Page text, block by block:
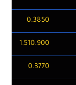
0.3850
1,510.900
0.3770